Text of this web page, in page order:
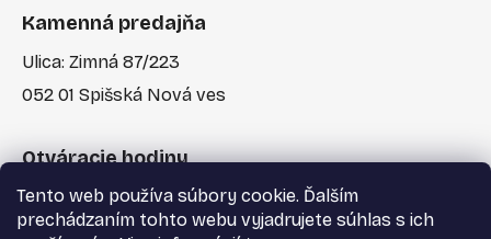
Tento web používa súbory cookie. Ďalším
prechádzaním tohto webu vyjadrujete súhlas s ich
Kamenná predajňa
Ulica: Zimná 87/223
052 01 Spišská Nová ves
Otváracie hodiny
Po-Pia: 7:30 - 17:00